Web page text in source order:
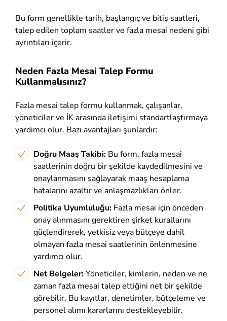
Bu form genellikle tarih, başlangıç ve bitiş saatleri,
talep edilen toplam saatler ve fazla mesai nedeni gibi
ayrıntıları içerir.
Neden Fazla Mesai Talep Formu
Kullanmalısınız?
Fazla mesai talep formu kullanmak, çalışanlar,
yöneticiler ve İK arasında iletişimi standartlaştırmaya
yardımcı olur. Bazı avantajları şunlardır:
Doğru Maaş Takibi: Bu form, fazla mesai
saatlerinin doğru bir şekilde kaydedilmesini ve
onaylanmasını sağlayarak maaş hesaplama
hatalarını azaltır ve anlaşmazlıkları önler.
Politika Uyumluluğu: Fazla mesai için önceden
onay alınmasını gerektiren şirket kurallarını
güçlendirerek, yetkisiz veya bütçeye dahil
olmayan fazla mesai saatlerinin önlenmesine
yardımcı olur.
Net Belgeler:Yöneticiler, kimlerin, neden ve ne
zaman fazla mesai talep ettiğini net bir şekilde
görebilir. Bu kayıtlar, denetimler, bütçeleme ve
personel alımı kararlarını destekleyebilir.